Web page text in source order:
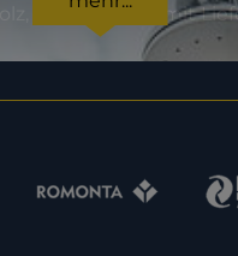
international mit
die für höchste
dies
Lieferung. Im Sinne
Kapazitäten und